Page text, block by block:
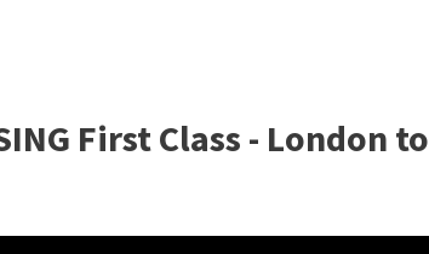
First Class - London to